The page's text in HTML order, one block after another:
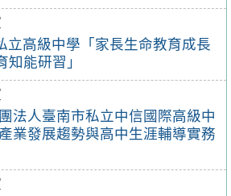
立高級中學「家長生命教育成長
能研習」
法人臺南市私立中信國際高級中
業發展趨勢與高中生涯輔導實務